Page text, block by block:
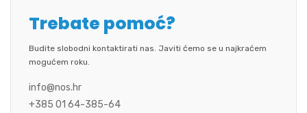
Trebate pomoć?
Budite slobodni kontaktirati nas. Javiti ćemo se u najkraćem
mogućem roku.
info@nos.hr
+385 01 64-385-64